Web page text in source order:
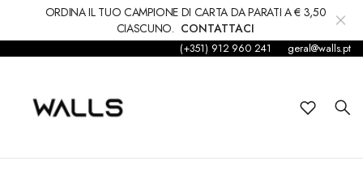
ORDINA IL TUO CAMPIONE DI CARTA DA PARATI A € 3,50
CIASCUNO. CONTATTACI
(+351) 912 960 241 geral@walls.pt
Sfondo
Carta da parati